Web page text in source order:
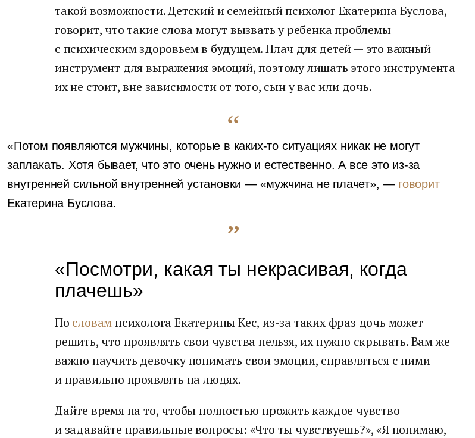
такой возможности. Детский и семейный психолог Екатерина Буслова,
говорит, что такие слова могут вызвать у ребенка проблемы
с психическим здоровьем в будущем. Плач для детей — это важный
инструмент для выражения эмоций, поэтому лишать этого инструмента
их не стоит, вне зависимости от того, сын у вас или дочь.
«Потом появляются мужчины, которые в каких-то ситуациях никак не могут
заплакать. Хотя бывает, что это очень нужно и естественно. А все это из-за
внутренней сильной внутренней установки — «мужчина не плачет», — говорит
Екатерина Буслова.
«Посмотри, какая ты некрасивая, когда
плачешь»
По словампсихолога Екатерины Кес, из-за таких фраз дочь может
решить, что проявлять свои чувства нельзя, их нужно скрывать. Вам же
важно научить девочку понимать свои эмоции, справляться с ними
и правильно проявлять на людях.
Дайте время на то, чтобы полностью прожить каждое чувство
и задавайте правильные вопросы: «Что ты чувствуешь?», «Я понимаю,